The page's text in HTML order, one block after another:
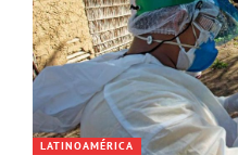
LATINOAMÉRICA